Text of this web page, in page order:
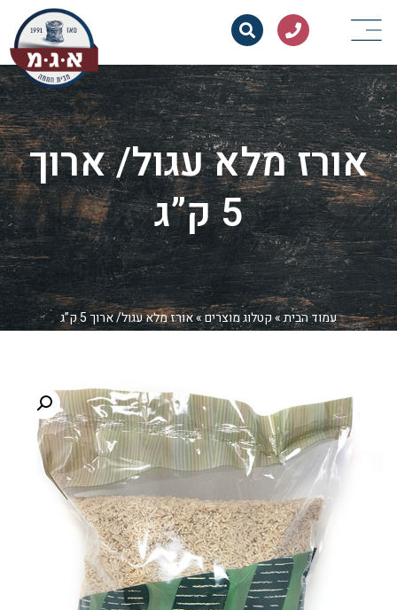
אורז מלא עגול/ ארוך
5 ק”ג
עמוד הבית»קטלוג מוצרים»אורז מלא עגול/ ארוך 5 ק”ג